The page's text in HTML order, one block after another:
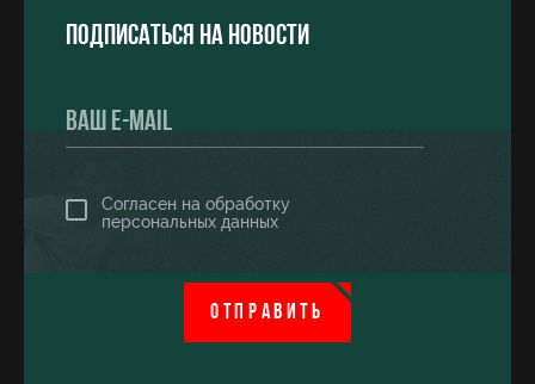
Подписаться на новости
Согласен на обработку
персональных данных
ОТПРАВИТЬ